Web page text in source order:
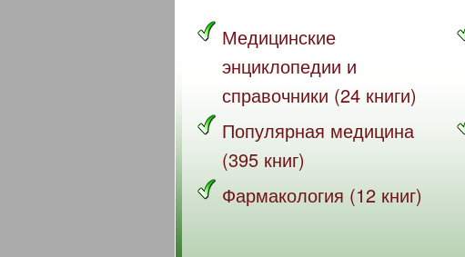
Медицинские
энциклопедии и
справочники (24 книги)
Популярная медицина
(395 книг)
Фармакология (12 книг)